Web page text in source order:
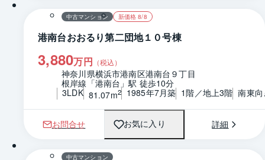
中古マンション 新価格 8/8
港南台おおるり第二団地１０号棟
3,880万円 （税込）
神奈川県横浜市港南区港南台９丁目
根岸線「港南台」駅 徒歩10分
3LDK 81.07m2 1985年7月築 1階／地上3階 南東
お問合せ お気に入り 詳細
1 / 0 間取り
中古マンション